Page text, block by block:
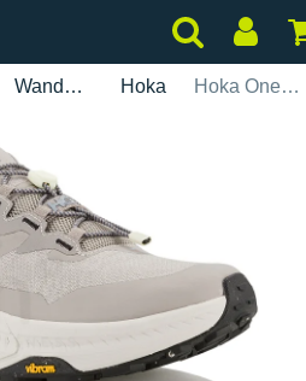
Wandelen Hoka Hoka One One Transport Gore-Tex